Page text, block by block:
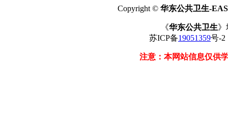
Copyright © 华东公共卫生-
《华东公共卫生》
苏ICP备19051359号-
注意：本网站信息仅供